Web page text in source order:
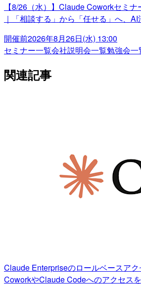
【8/26（水）】Claude Coworkセミ
｜「相談する」から「任せる」へ、
開催前2026年8月26日(水) 13:00
セミナー一覧会社説明会一覧勉強会一
関連記事
Claude Enterpriseのロールベースア
CoworkやClaude Codeへのアクセス